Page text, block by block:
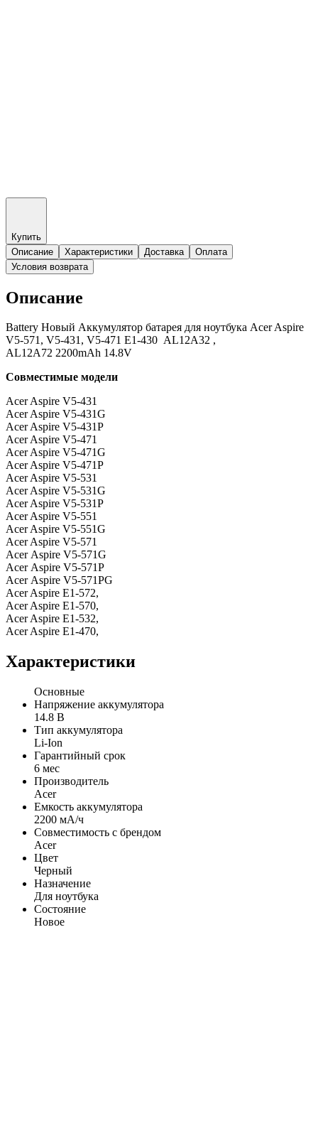
Купить
Описание
Характеристики Доставка
Оплата
Условия возврата
Описание
Battery Новый Аккумулятор батарея для ноутбука Acer Aspire
V5-571, V5-431, V5-471 E1-430 AL12A32 ,
AL12A72 2200mAh 14.8V
Совместимые модели
Acer Aspire V5-431
Acer Aspire V5-431G
Acer Aspire V5-431P
Acer Aspire V5-471
Acer Aspire V5-471G
Acer Aspire V5-471P
Acer Aspire V5-531
Acer Aspire V5-531G
Acer Aspire V5-531P
Acer Aspire V5-551
Acer Aspire V5-551G
Acer Aspire V5-571
Acer Aspire V5-571G
Acer Aspire V5-571P
Acer Aspire V5-571PG
Acer Aspire E1-572,
Acer Aspire E1-570,
Acer Aspire E1-532,
Acer Aspire E1-470,
Характеристики
Основные
Напряжение аккумулятора
14.8 В
Тип аккумулятора
Li-Ion
Гарантийный срок
6 мес
Производитель
Acer
Емкость аккумулятора
2200 мА/ч
Совместимость с брендом
Acer
Цвет
Черный
Назначение
Для ноутбука
Состояние
Новое